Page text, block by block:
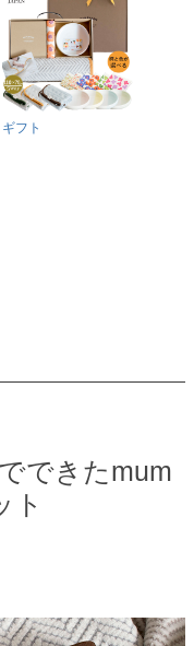
ギフト
できたmum
ト